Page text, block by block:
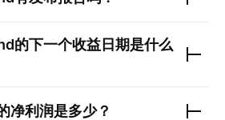
的下一个收益日期是什么
净利润是多少？